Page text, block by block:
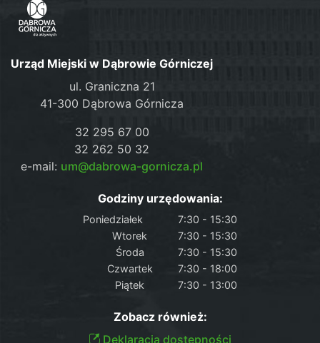
Urząd Miejski w Dąbrowie Górniczej
ul. Graniczna 21
41-300 Dąbrowa Górnicza
32 295 67 00
32 262 50 32
e-mail: um@dabrowa-gornicza.pl
Godziny urzędowania:
Poniedziałek
7:30 - 15:30
Wtorek
7:30 - 15:30
Środa
7:30 - 15:30
Czwartek
7:30 - 18:00
Piątek
7:30 - 13:00
Zobacz również:
Deklaracja dostępności